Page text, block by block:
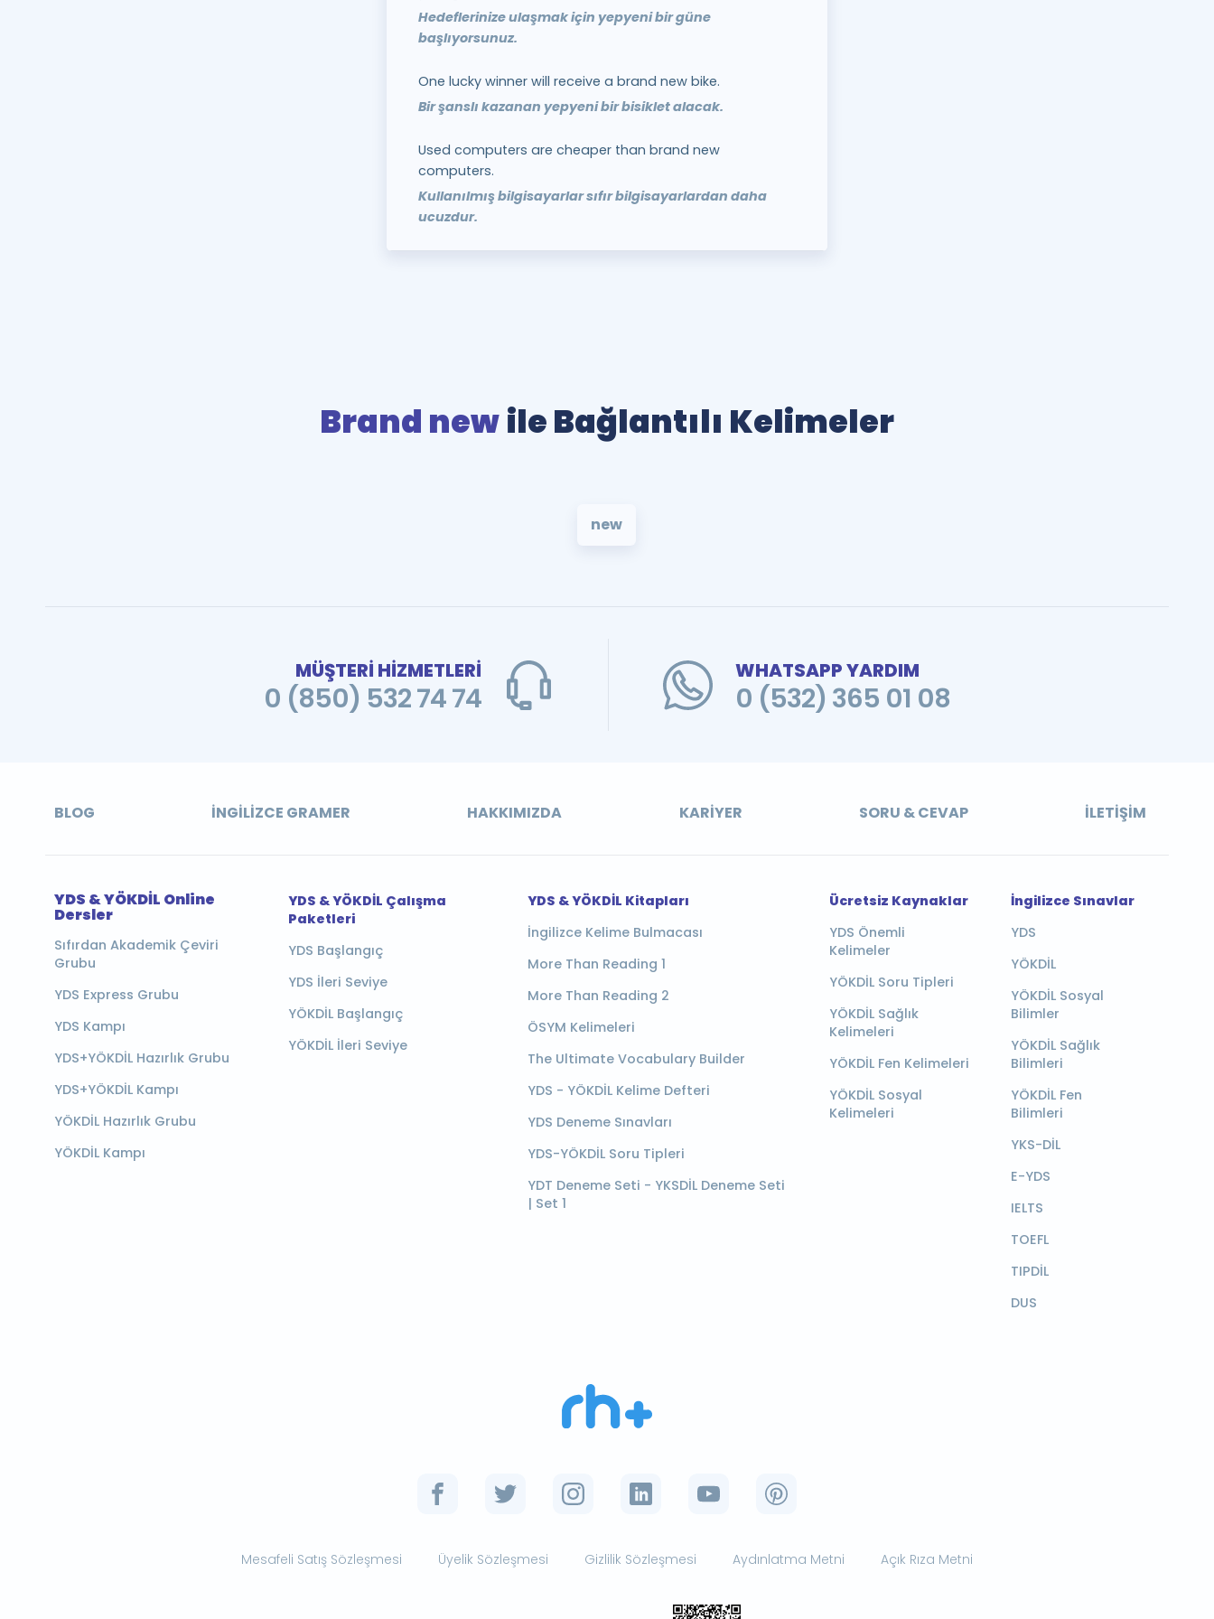
Hedeflerinize ulaşmak için yepyeni bir güne
başlıyorsunuz.
One lucky winner will receive a brand new bike.
Bir şanslı kazanan yepyeni bir bisiklet alacak.
Used computers are cheaper than brand new
computers.
Kullanılmış bilgisayarlar sıfır bilgisayarlardan daha
ucuzdur.
Brand newile Bağlantılı Kelimeler
new
MÜŞTERİ HİZMETLERİ
0 (850) 532 74 74
WHATSAPP YARDIM
0 (532) 365 01 08
BLOG İNGILIZCE GRAMER HAKKIMIZDA KARIYER SORU & CEVAP İLETIŞIM
YDS & YÖKDİL Online
Dersler
Sıfırdan Akademik Çeviri
Grubu
YDS Express Grubu
YDS Kampı
YDS+YÖKDİL Hazırlık Grubu
YDS+YÖKDİL Kampı
YÖKDİL Hazırlık Grubu
YÖKDİL Kampı
YDS & YÖKDİL Çalışma
Paketleri
YDS Başlangıç
YDS İleri Seviye
YÖKDİL Başlangıç
YÖKDİL İleri Seviye
YDS & YÖKDİL Kitapları
İngilizce Kelime Bulmacası
More Than Reading 1
More Than Reading 2
ÖSYM Kelimeleri
The Ultimate Vocabulary Builder
YDS - YÖKDİL Kelime Defteri
YDS Deneme Sınavları
YDS-YÖKDİL Soru Tipleri
YDT Deneme Seti - YKSDİL Deneme Seti
| Set 1
Ücretsiz Kaynaklar
YDS Önemli
Kelimeler
YÖKDİL Soru Tipleri
YÖKDİL Sağlık
Kelimeleri
YÖKDİL Fen Kelimeleri
YÖKDİL Sosyal
Kelimeleri
İngilizce Sınavlar
YDS
YÖKDİL
YÖKDİL Sosyal
Bilimler
YÖKDİL Sağlık
Bilimleri
YÖKDİL Fen
Bilimleri
YKS-DİL
E-YDS
IELTS
TOEFL
TIPDİL
DUS
Mesafeli Satış Sözleşmesi Üyelik Sözleşmesi Gizlilik Sözleşmesi Aydınlatma Metni Açık Rıza Metni